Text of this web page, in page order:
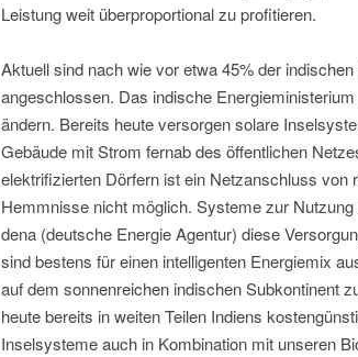
Leistung weit überproportional zu profitieren.
Aktuell sind nach wie vor etwa 45% der
angeschlossen. Das indische
ändern. Bereits heute versorgen solare
Gebäude mit Strom fernab des öffentlichen
elektrifizierten Dörfern ist ein Netzanschluss von
Hemmnisse nicht möglich. Systeme zur
dena (deutsche Energie Agentur) diese
sind bestens für einen intelligenten Energiemix
auf dem sonnenreichen indischen Subkontinent
heute bereits in weiten Teilen Indiens
Inselsysteme auch in Kombination mit unseren